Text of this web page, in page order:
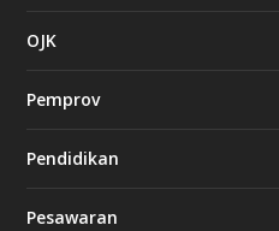
OJK
Pemprov
Pendidikan
Pesawaran